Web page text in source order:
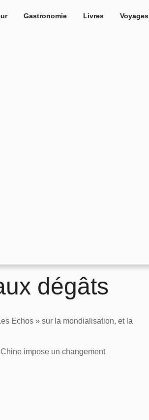
Gastronomie Livres Voyages
dégâts
Echos » sur la mondialisation, et la
impose un changement